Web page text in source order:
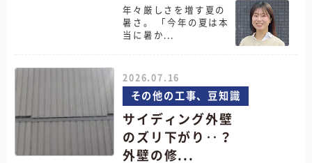
年々厳しさを増す夏の
暑さ。 「今年の夏は本
当に暑か...
2026.07.16
その他の工事、豆知識
サイディング外壁
のズリ下がり‥？
外壁の修...